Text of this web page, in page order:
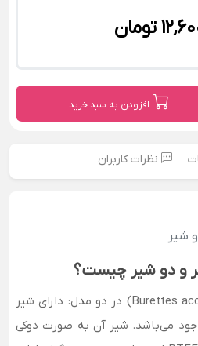
تومان
افزودن به سبد خرید
نظرات کاربران
شیر
و دو شیر چیست؟
بورت اتوماتیک (Burettes acc. to Pellet) در دو مدل: دارای شیر
می‌باشد. شیر آن به صورت دوکی